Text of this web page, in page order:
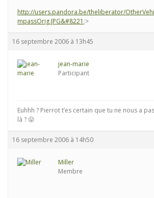
http://users.pandora.be/theliberator/
mpassOrig.JPG&#8221 ;>
16 septembre 2006 à 13h45
jean-marie
Participant
Euhhh ? Pierrot t’es certain que tu ne nous a
là ? 😛
16 septembre 2006 à 14h50
Miller
Membre